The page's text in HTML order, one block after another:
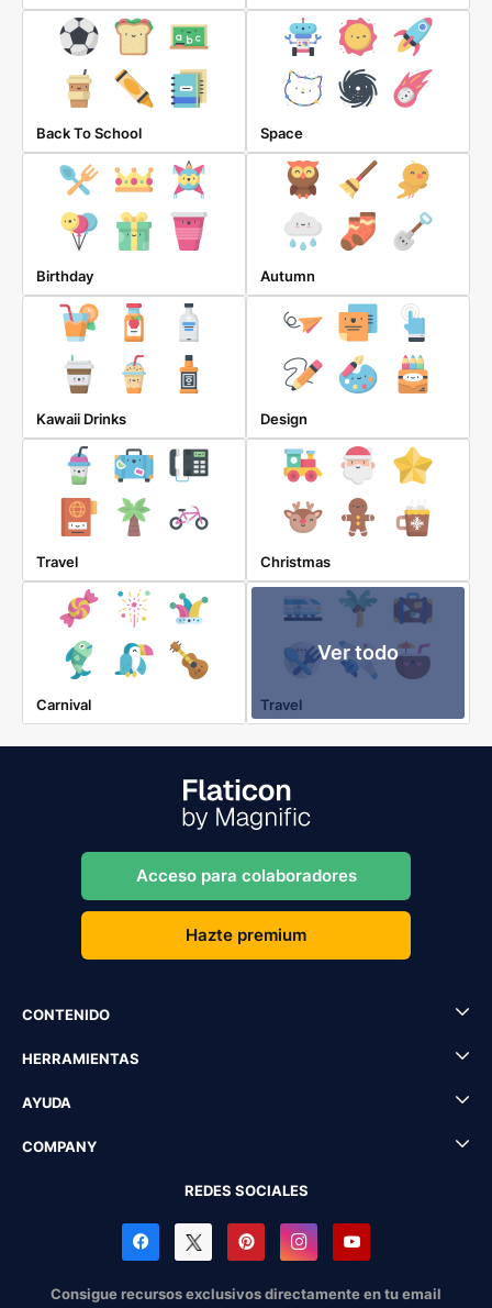
Back To School Space
Birthday Autumn
Kawaii Drinks Design
Travel Christmas
Carnival
Ver todo
Travel
Acceso para colaboradores
Hazte premium
CONTENIDO
HERRAMIENTAS
AYUDA
COMPANY
REDES SOCIALES
Consigue recursos exclusivos directamente en tu email